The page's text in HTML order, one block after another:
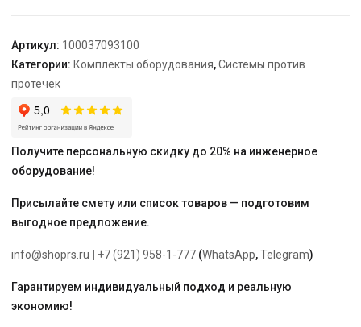
18
1
Артикул: 100037093100
Категории: Комплекты оборудования,Системы против
протечек
Получите персональную скидку до 20% на инженерное
оборудование!
Присылайте смету или список товаров — подготовим
выгодное предложение.
info@shoprs.ru +7 (921) 958-1-777 (WhatsApp,Telegram)
Гарантируем индивидуальный подход и реальную
экономию!